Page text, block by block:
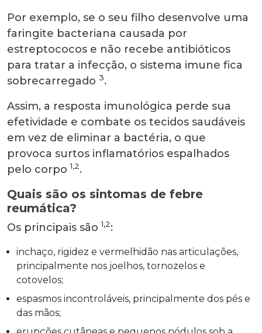
Por exemplo, se o seu filho desenvolve uma
faringite bacteriana causada por
estreptococos e não recebe antibióticos
para tratar a infecção, o sistema imune fica
sobrecarregado 3.
Assim, a resposta imunológica perde sua
efetividade e combate os tecidos saudáveis
em vez de eliminar a bactéria, o que
provoca surtos inflamatórios espalhados
pelo corpo 1,2.
Quais são os sintomas de febre
reumática?
Os principais são 1,2:
inchaço, rigidez e vermelhidão nas articulações,
principalmente nos joelhos, tornozelos e
cotovelos;
espasmos incontroláveis, principalmente dos pés e
das mãos;